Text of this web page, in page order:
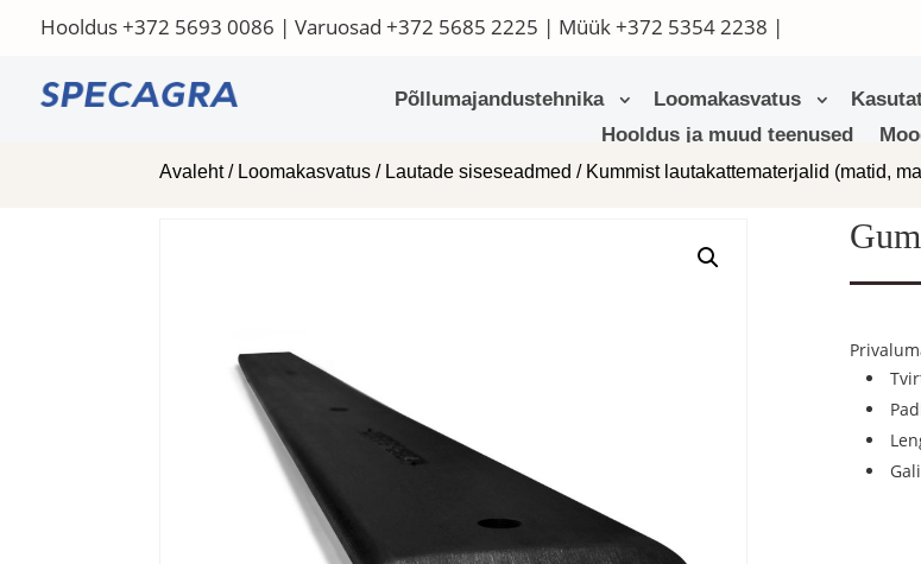
Hooldus+372 5693 0086 | Varuosad +372 5685 2225 | Müük+372 5354 2238 |
Põllumajandustehnika Loomakasvatus
Hooldus ja muud teenused
Avaleht/ Loomakasvatus / Lautade siseseadmed / Kummist lautakattematerjalid (matid,